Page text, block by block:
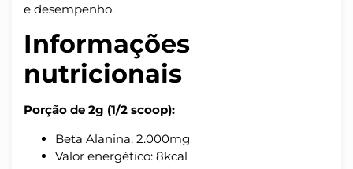
e desempenho.
Informações
nutricionais
Porção de 2g (1/2 scoop):
Beta Alanina: 2.000mg
Valor energético: 8kcal